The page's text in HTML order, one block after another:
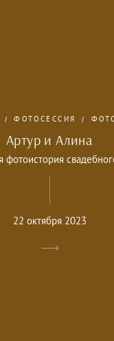
ФОТОСЕССИЯ
Артур и Алина
фотоистория
22 октября 2023